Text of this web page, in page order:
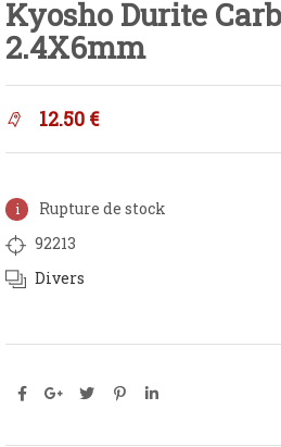
Kyosho Durite
2.4X6mm
12.50 €
Rupture de stock
92213
Divers